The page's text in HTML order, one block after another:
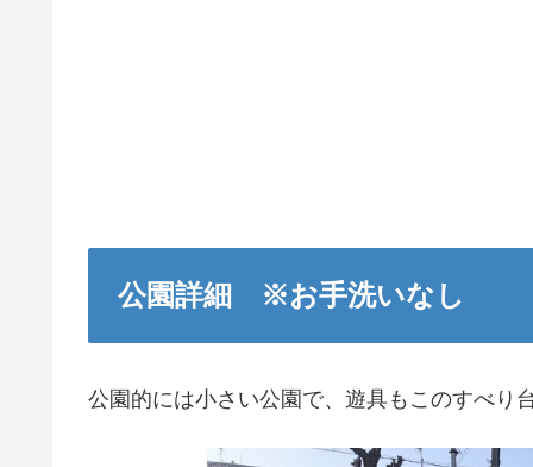
公園詳細 ※お手洗いなし
公園的には小さい公園で、遊具もこのすべり